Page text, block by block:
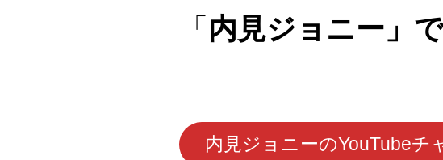
「 内見ジョニー」で
内見ジョニーのYouTubeチ